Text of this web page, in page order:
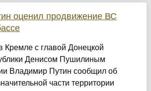
оценил продвижение ВС
Кремле с главой Донецкой
Денисом Пушилиным
Владимир Путин сообщил об
части территории